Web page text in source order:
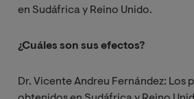
en Sudáfrica y Reino Unido.
¿Cuáles son sus efectos?
Dr. Vicente Andreu Fernández: Los